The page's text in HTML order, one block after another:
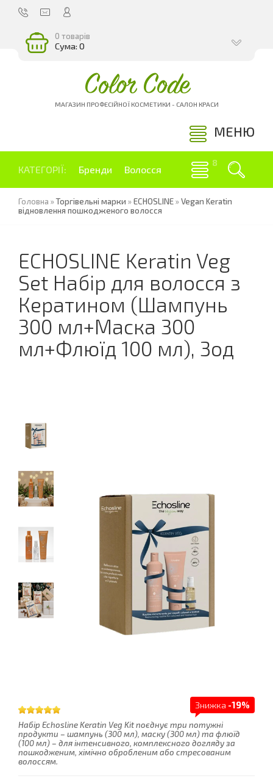
0 товарів
Сума: 0
Color Code
МАГАЗИН ПРОФЕСІЙНОЇ КОСМЕТИКИ - САЛОН КРАСИ
МЕНЮ
КАТЕГОРІЇ: Бренди Волосся
Головна »Торгівельні марки »ECHOSLINE»Vegan Keratin
відновлення пошкодженого волосся
ECHOSLINE Keratin Veg
Set Набір для волосся з
Кератином (Шампунь
300 мл+Маска 300
мл+Флюїд 100 мл), 3од
Знижка -19%
Набір Echosline Keratin Veg Kit поєднує три потужні
продукти – шампунь (300 мл), маску (300 мл) та флюїд
(100 мл) – для інтенсивного, комплексного догляду за
пошкодженим, хімічно обробленим або стресованим
волоссям.